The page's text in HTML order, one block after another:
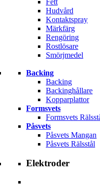
Fett
Hudvård
Kontaktspray
Märkfärg
Rengöring
Rostlösare
Smörjmedel
Backing
Backing
Backinghållare
Kopparplattor
Formsvets
Formsvets
Påsvets
Påsvets Mangan
Påsvets Rälsstål
Elektroder